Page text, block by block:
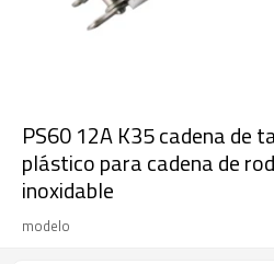
PS60 12A K35 cadena de
plástico para cadena de
inoxidable
modelo